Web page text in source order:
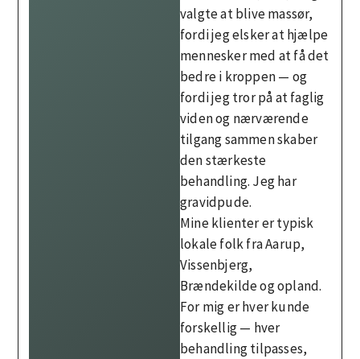
valgte at blive massør,
fordi jeg elsker at hjælpe
mennesker med at få det
bedre i kroppen — og
fordi jeg tror på at faglig
viden og nærværende
tilgang sammen skaber
den stærkeste
behandling. Jeg har
gravidpude.
Mine klienter er typisk
lokale folk fra Aarup,
Vissenbjerg,
Brændekilde og opland.
For mig er hver kunde
forskellig — hver
behandling tilpasses,